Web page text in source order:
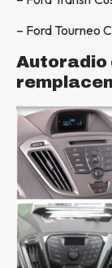
– Ford Tourneo
Autoradio